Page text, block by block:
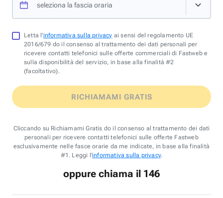
seleziona la fascia oraria
Letta l'informativa sulla privacy ai sensi del regolamento UE
2016/679 do il consenso al trattamento dei dati personali per
ricevere contatti telefonici sulle offerte commerciali di Fastweb e
sulla disponibilità del servizio, in base alla finalità #2
(facoltativo).
RICHIAMAMI GRATIS
Cliccando su Richiamami Gratis do il consenso al trattamento dei dati
personali per ricevere contatti telefonici sulle offerte Fastweb
esclusivamente nelle fasce orarie da me indicate, in base alla finalità
#1. Leggi l'informativa sulla privacy.
oppure chiama il 146